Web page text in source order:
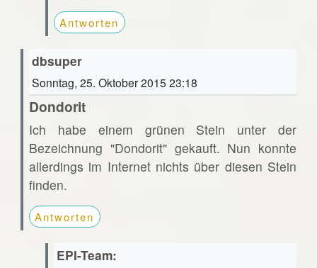
Antworten
dbsuper
Sonntag, 25. Oktober 2015 23:18
Dondorit
Ich habe einem grünen Stein unter der
Bezeichnung "Dondorit" gekauft. Nun konnte
allerdings im Internet nichts über diesen Stein
finden.
Antworten
EPI-Team: